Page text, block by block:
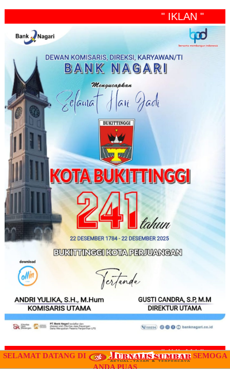
" IKLAN "
" IKLAN "
SELAMAT DATANG DI
SEMOGA
ANDA PUAS